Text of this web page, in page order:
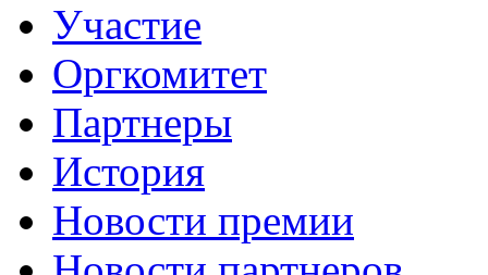
Участие
Оргкомитет
Партнеры
История
Новости премии